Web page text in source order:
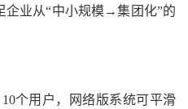
企业从“中小规模→集团化”的
个用户，网络版系统可平滑